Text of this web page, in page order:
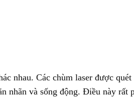
nhau. Các chùm laser được
nhãn và sống động. Điều này rất